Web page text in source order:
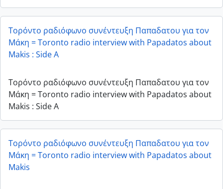
Τορόντο ραδιόφωνο συνέντευξη Παπαδατου για τον
Μάκη = Toronto radio interview with Papadatos about
Makis : Side A
Τορόντο ραδιόφωνο συνέντευξη Παπαδατου για τον
Μάκη = Toronto radio interview with Papadatos about
Makis : Side A
Τορόντο ραδιόφωνο συνέντευξη Παπαδατου για τον
Μάκη = Toronto radio interview with Papadatos about
Makis